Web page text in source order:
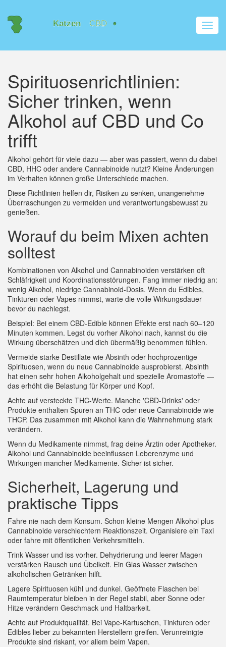
Spirituosenrichtlinien:
Sicher trinken, wenn
Alkohol auf CBD und Co
trifft
Alkohol gehört für viele dazu — aber was passiert, wenn du dabei
CBD, HHC oder andere Cannabinoide nutzt? Kleine Änderungen
im Verhalten können große Unterschiede machen.
Diese Richtlinien helfen dir, Risiken zu senken, unangenehme
Überraschungen zu vermeiden und verantwortungsbewusst zu
genießen.
Worauf du beim Mixen achten
solltest
Kombinationen von Alkohol und Cannabinoiden verstärken oft
Schläfrigkeit und Koordinationsstörungen. Fang immer niedrig an:
wenig Alkohol, niedrige Cannabinoid-Dosis. Wenn du Edibles,
Tinkturen oder Vapes nimmst, warte die volle Wirkungsdauer
bevor du nachlegst.
Beispiel: Bei einem CBD-Edible können Effekte erst nach 60–120
Minuten kommen. Legst du vorher Alkohol nach, kannst du die
Wirkung überschätzen und dich übermäßig benommen fühlen.
Vermeide starke Destillate wie Absinth oder hochprozentige
Spirituosen, wenn du neue Cannabinoide ausprobierst. Absinth
hat einen sehr hohen Alkoholgehalt und spezielle Aromastoffe —
das erhöht die Belastung für Körper und Kopf.
Achte auf versteckte THC-Werte. Manche 'CBD-Drinks' oder
Produkte enthalten Spuren an THC oder neue Cannabinoide wie
THCP. Das zusammen mit Alkohol kann die Wahrnehmung stark
verändern.
Wenn du Medikamente nimmst, frag deine Ärztin oder Apotheker.
Alkohol und Cannabinoide beeinflussen Leberenzyme und
Wirkungen mancher Medikamente. Sicher ist sicher.
Sicherheit, Lagerung und
praktische Tipps
Fahre nie nach dem Konsum. Schon kleine Mengen Alkohol plus
Cannabinoide verschlechtern Reaktionszeit. Organisiere ein Taxi
oder fahre mit öffentlichen Verkehrsmitteln.
Trink Wasser und iss vorher. Dehydrierung und leerer Magen
verstärken Rausch und Übelkeit. Ein Glas Wasser zwischen
alkoholischen Getränken hilft.
Lagere Spirituosen kühl und dunkel. Geöffnete Flaschen bei
Raumtemperatur bleiben in der Regel stabil, aber Sonne oder
Hitze verändern Geschmack und Haltbarkeit.
Achte auf Produktqualität. Bei Vape-Kartuschen, Tinkturen oder
Edibles lieber zu bekannten Herstellern greifen. Verunreinigte
Produkte sind riskant, vor allem beim Vapen.